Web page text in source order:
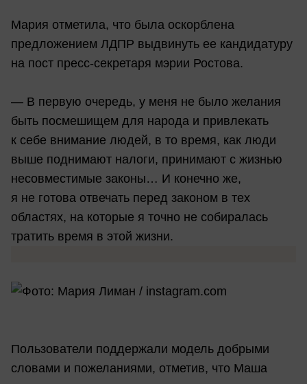
Мария отметила, что была оскорблена
предложением ЛДПР выдвинуть ее кандидатуру
на пост пресс-секретаря мэрии Ростова.
— В первую очередь, у меня не было желания
быть посмешищем для народа и привлекать
к себе внимание людей, в то время, как люди
выше поднимают налоги, принимают с жизнью
несовместимые законы… И конечно же,
я не готова отвечать перед законом в тех
областях, на которые я точно не собиралась
тратить время в этой жизни.
Пользователи поддержали модель добрыми
словами и пожеланиями, отметив, что Маша